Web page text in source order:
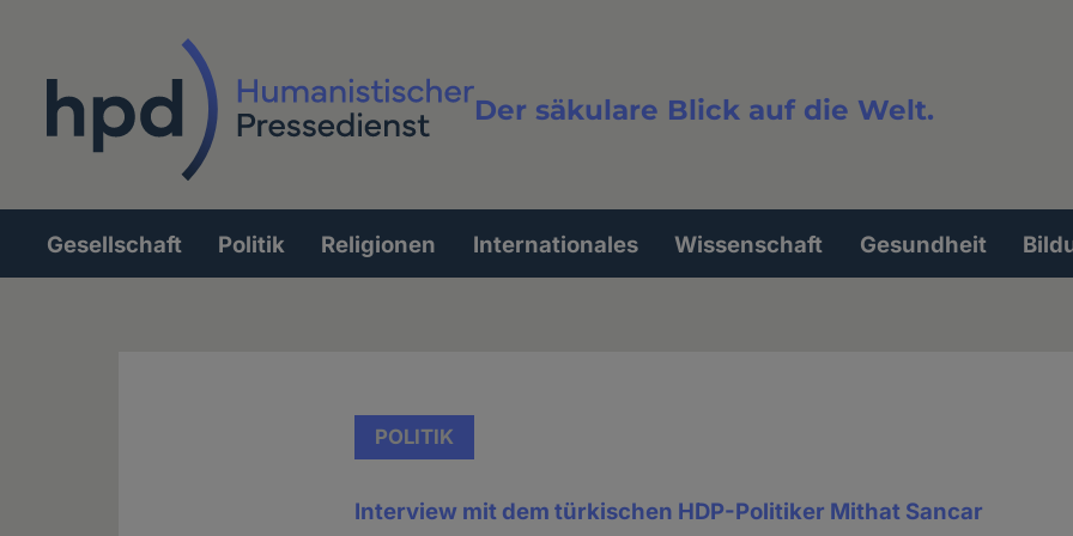
Der säkulare Blick auf die Welt.
Volltextsuche
Hauptnavigation
Gesellschaft Politik Religionen Internationales Wissenschaft Gesundheit
POLITIK
Interview mit dem türkischen HDP-Politiker Mithat Sancar